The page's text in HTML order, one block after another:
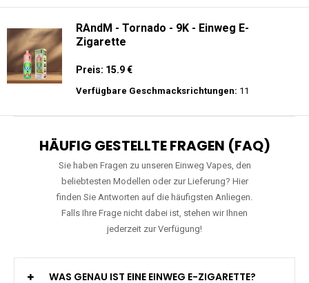
RAndM - Tornado - 9K - Einweg E-
Zigarette
Preis: 15.9 €
Verfügbare Geschmacksrichtungen: 11
HÄUFIG GESTELLTE FRAGEN (FAQ)
Sie haben Fragen zu unseren Einweg Vapes, den
beliebtesten Modellen oder zur Lieferung? Hier
finden Sie Antworten auf die häufigsten Anliegen.
Falls Ihre Frage nicht dabei ist, stehen wir Ihnen
jederzeit zur Verfügung!
WAS GENAU IST EINE EINWEG E-ZIGARETTE?